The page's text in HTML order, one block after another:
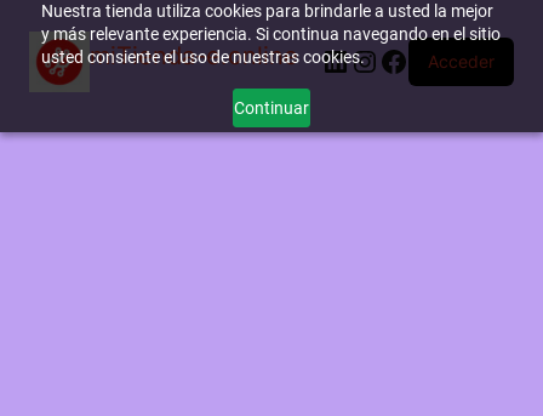
Nuestra tienda utiliza cookies para brindarle a usted la mejor
y más relevante experiencia. Si continua navegando en el sitio
usted consiente el uso de nuestras cookies.
Continuar
miTienda-e.online LinkedIn
Instagram
Facebook
Acceder